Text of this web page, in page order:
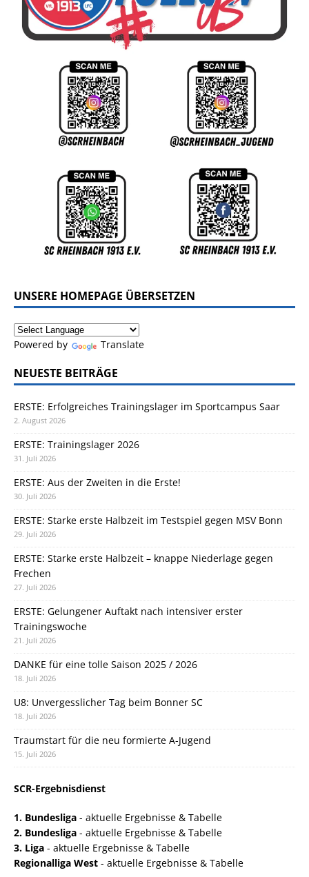
UNSERE HOMEPAGE ÜBERSETZEN
Powered by Translate
NEUESTE BEITRÄGE
ERSTE: Erfolgreiches Trainingslager im Sportcampus Saar
2. August 2026
ERSTE: Trainingslager 2026
31. Juli 2026
ERSTE: Aus der Zweiten in die Erste!
30. Juli 2026
ERSTE: Starke erste Halbzeit im Testspiel gegen MSV Bonn
29. Juli 2026
ERSTE: Starke erste Halbzeit – knappe Niederlage gegen
Frechen
27. Juli 2026
ERSTE: Gelungener Auftakt nach intensiver erster
Trainingswoche
21. Juli 2026
DANKE für eine tolle Saison 2025 / 2026
18. Juli 2026
U8: Unvergesslicher Tag beim Bonner SC
18. Juli 2026
Traumstart für die neu formierte A-Jugend
15. Juli 2026
SCR-Ergebnisdienst
1. Bundesliga - aktuelle Ergebnisse & Tabelle
2. Bundesliga - aktuelle Ergebnisse & Tabelle
3. Liga - aktuelle Ergebnisse & Tabelle
Regionalliga West - aktuelle Ergebnisse & Tabelle